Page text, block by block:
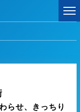
らせ、きっちり